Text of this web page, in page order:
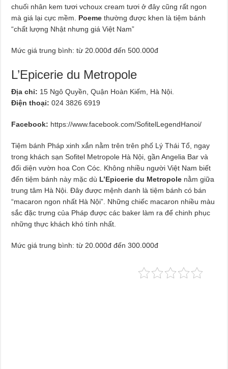
chuối nhân kem tươi vchoux cream tươi ở đây cũng rất ngon
mà giá lại cực mềm. Poeme thường được khen là tiệm bánh
“chất lượng Nhật nhưng giá Việt Nam”
Mức giá trung bình: từ 20.000đ đến 500.000đ
L’Epicerie du Metropole
Địa chỉ: 15 Ngô Quyền, Quận Hoàn Kiếm, Hà Nội.
Điện thoại:024 3826 6919
Facebook: https://www.facebook.com/SofitelLegendHanoi/
Tiệm bánh Pháp xinh xắn nằm trên trên phố Lý Thái Tổ, ngay
trong khách sạn Sofitel Metropole Hà Nội, gần Angelia Bar và
đối diện vườn hoa Con Cóc. Không nhiều người Việt Nam biết
đến tiệm bánh này mặc dù L’Epicerie du Metropole nằm giữa
trung tâm Hà Nội. Đây được mệnh danh là tiệm bánh có bán
“macaron ngon nhất Hà Nội”. Những chiếc macaron nhiều màu
sắc đặc trưng của Pháp được các baker làm ra để chinh phục
những thực khách khó tính nhất.
Mức giá trung bình: từ 20.000đ đến 300.000đ